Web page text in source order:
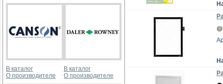
В каталог
О производителе
В каталог
О производителе